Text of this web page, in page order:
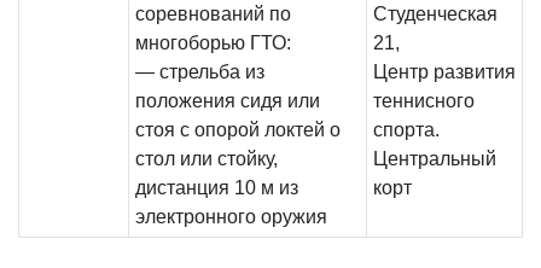
соревнований по
многоборью ГТО:
— стрельба из
положения сидя или
стоя с опорой локтей о
стол или стойку,
дистанция 10 м из
электронного оружия
Студенческая
21,
Центр развития
теннисного
спорта.
Центральный
корт